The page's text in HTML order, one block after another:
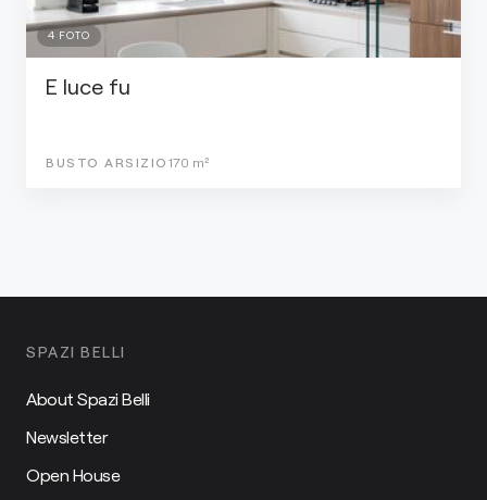
4 FOTO
E luce fu
BUSTO ARSIZIO 170 m²
SPAZI BELLI
About Spazi Belli
Newsletter
Open House